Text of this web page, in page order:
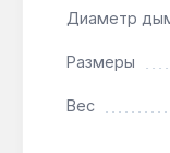
старого
Да —
отопления 1
Диаметр
Размеры
Вес